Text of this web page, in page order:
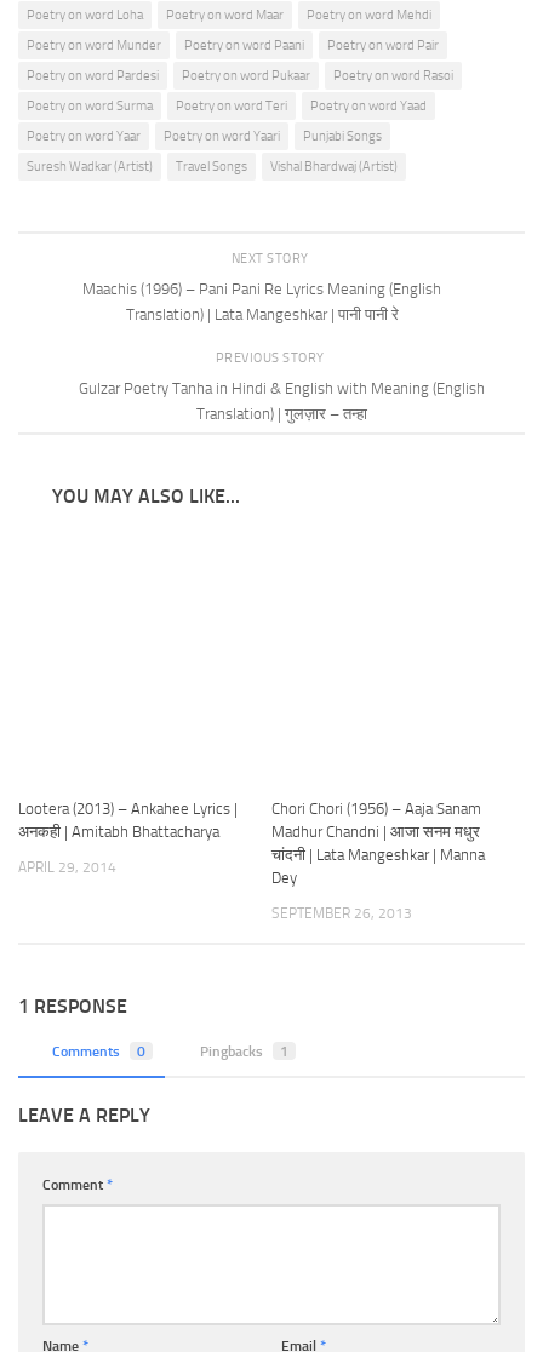
Poetry on word Loha
Poetry on word Maar
Poetry on word Mehdi
Poetry on word Munder
Poetry on word Paani
Poetry on word Pair
Poetry on word Pardesi
Poetry on word Pukaar
Poetry on word Rasoi
Poetry on word Surma
Poetry on word Teri
Poetry on word Yaad
Poetry on word Yaar
Poetry on word Yaari
Punjabi Songs
Suresh Wadkar (Artist)
Travel Songs Vishal Bhardwaj (Artist)
NEXT STORY
Maachis (1996) – Pani Pani Re Lyrics Meaning (English
Translation) | Lata Mangeshkar | पानी पानी रे
PREVIOUS STORY
Gulzar Poetry Tanha in Hindi & English with Meaning (English
Translation) | गुलज़ार – तन्हा
YOU MAY ALSO LIKE...
Lootera (2013) – Ankahee Lyrics |
अनकही | Amitabh Bhattacharya
APRIL 29, 2014
Chori Chori (1956) – Aaja Sanam
Madhur Chandni | आजा सनम मधुर
चांदनी | Lata Mangeshkar | Manna
Dey
SEPTEMBER 26, 2013
1 RESPONSE
Comments 0 Pingbacks 1
LEAVE A REPLY
Comment *
Name * Email *